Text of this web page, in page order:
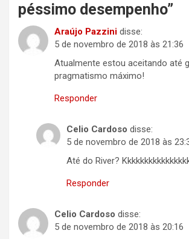
péssimo desempenho”
Araújo Pazzini disse:
5 de novembro de 2018 às 21:36
Atualmente estou aceitando até
pragmatismo máximo!
Responder
Celio Cardoso disse:
5 de novembro de 2018 às
Até do River?
Responder
Celio Cardoso disse:
5 de novembro de 2018 às 20:16